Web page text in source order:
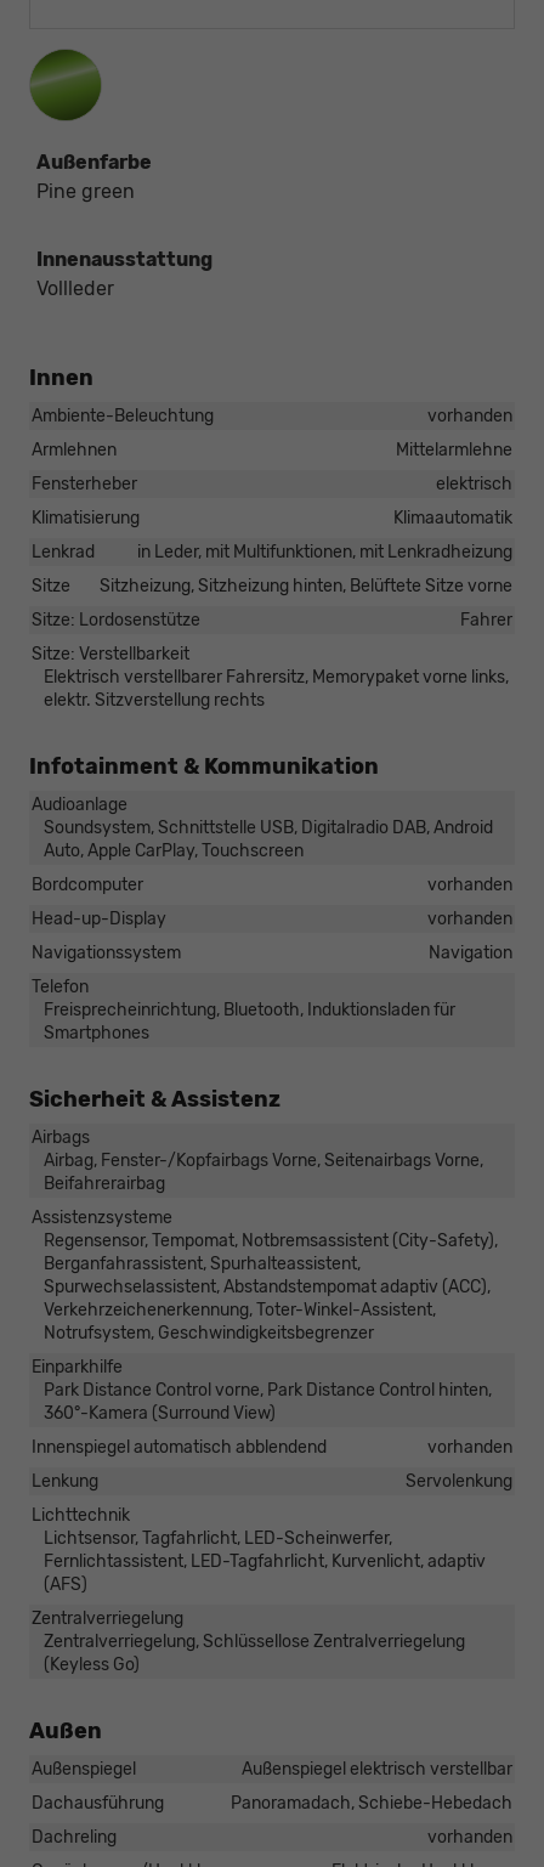
Außenfarbe
Pine green
Innenausstattung
Vollleder
Innen
Ambiente-Beleuchtung
vorhanden
Armlehnen
Mittelarmlehne
Fensterheber
elektrisch
Klimatisierung
Klimaautomatik
Lenkrad
in Leder, mit Multifunktionen, mit Lenkradheizung
Sitze
Sitzheizung, Sitzheizung hinten, Belüftete Sitze vorne
Sitze: Lordosenstütze
Fahrer
Sitze: Verstellbarkeit
Elektrisch verstellbarer Fahrersitz, Memorypaket vorne links,
elektr. Sitzverstellung rechts
Infotainment & Kommunikation
Audioanlage
Soundsystem, Schnittstelle USB, Digitalradio DAB, Android
Auto, Apple CarPlay, Touchscreen
Bordcomputer
vorhanden
Head-up-Display
vorhanden
Navigationssystem
Navigation
Telefon
Freisprecheinrichtung, Bluetooth, Induktionsladen für
Smartphones
Sicherheit & Assistenz
Airbags
Airbag, Fenster-/Kopfairbags Vorne, Seitenairbags Vorne,
Beifahrerairbag
Assistenzsysteme
Regensensor, Tempomat, Notbremsassistent (City-Safety),
Berganfahrassistent, Spurhalteassistent,
Spurwechselassistent, Abstandstempomat adaptiv (ACC),
Verkehrzeichenerkennung, Toter-Winkel-Assistent,
Notrufsystem, Geschwindigkeitsbegrenzer
Einparkhilfe
Park Distance Control vorne, Park Distance Control hinten,
360°-Kamera (Surround View)
Innenspiegel automatisch abblendend
vorhanden
Lenkung
Servolenkung
Lichttechnik
Lichtsensor, Tagfahrlicht, LED-Scheinwerfer,
Fernlichtassistent, LED-Tagfahrlicht, Kurvenlicht, adaptiv
(AFS)
Zentralverriegelung
Zentralverriegelung, Schlüssellose Zentralverriegelung
(Keyless Go)
Außen
Außenspiegel
Außenspiegel elektrisch verstellbar
Dachausführung
Panoramadach, Schiebe-Hebedach
Dachreling
vorhanden